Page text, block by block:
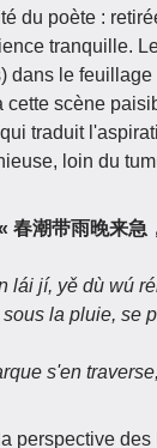
du poète :
tranquille.
dans le feuillage
cette scène
traduit
loin du
春潮带雨晚来急
lái jí, yě dù wú
la pluie, se
s'en
perspective des